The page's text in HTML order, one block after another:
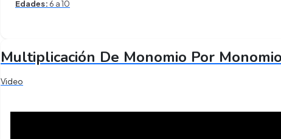
Edades: 6 a 10
Multiplicación De Monomio Por Monomio
Video